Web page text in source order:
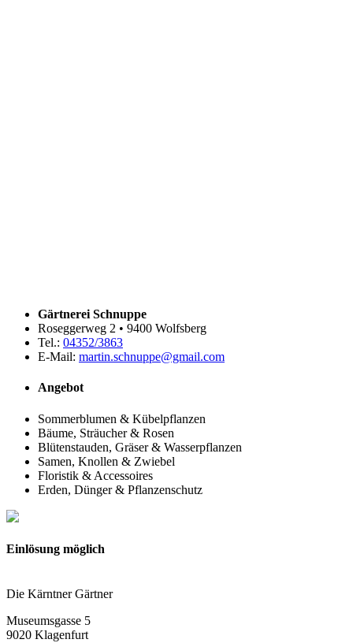
Gärtnerei Schnuppe
Roseggerweg 2 • 9400 Wolfsberg
Tel.: 04352/3863
E-Mail: martin.schnuppe@gmail.com
Angebot
Sommerblumen & Kübelpflanzen
Bäume, Sträucher & Rosen
Blütenstauden, Gräser & Wasserpflanzen
Samen, Knollen & Zwiebel
Floristik & Accessoires
Erden, Dünger & Pflanzenschutz
Einlösung möglich
Die Kärntner Gärtner
Museumsgasse 5
9020 Klagenfurt